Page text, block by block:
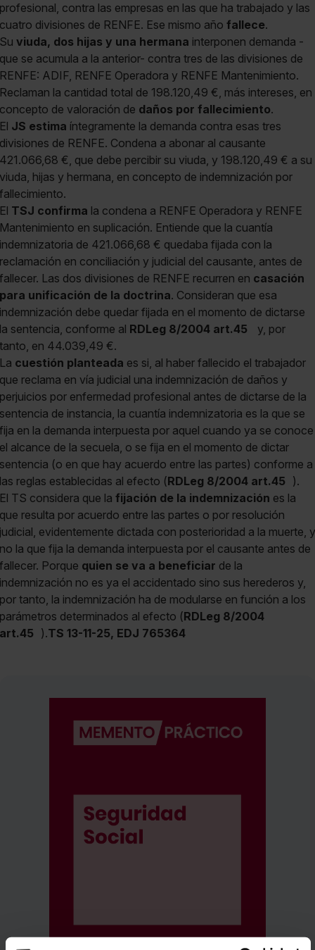
profesional, contra las empresas en las que ha trabajado y las
cuatro divisiones de RENFE. Ese mismo año fallece.
Su viuda, dos hijas y una hermana interponen demanda -
que se acumula a la anterior- contra tres de las divisiones de
RENFE: ADIF, RENFE Operadora y RENFE Mantenimiento.
Reclaman la cantidad total de 198.120,49 €, más intereses, en
concepto de valoración de daños por fallecimiento.
El JS estima íntegramente la demanda contra esas tres
divisiones de RENFE. Condena a abonar al causante
421.066,68 €, que debe percibir su viuda, y 198.120,49 € a su
viuda, hijas y hermana, en concepto de indemnización por
fallecimiento.
El TSJ confirma la condena a RENFE Operadora y RENFE
Mantenimiento en suplicación. Entiende que la cuantía
indemnizatoria de 421.066,68 € quedaba fijada con la
reclamación en conciliación y judicial del causante, antes de
fallecer. Las dos divisiones de RENFE recurren en casación
para unificación de la doctrina. Consideran que esa
indemnización debe quedar fijada en el momento de dictarse
la sentencia, conforme al RDLeg 8/2004 art.45
y, por
tanto, en 44.039,49 €.
La cuestión planteada es si, al haber fallecido el trabajador
que reclama en vía judicial una indemnización de daños y
perjuicios por enfermedad profesional antes de dictarse de la
sentencia de instancia, la cuantía indemnizatoria es la que se
fija en la demanda interpuesta por aquel cuando ya se conoce
el alcance de la secuela, o se fija en el momento de dictar
sentencia (o en que hay acuerdo entre las partes) conforme a
las reglas establecidas al efecto (RDLeg 8/2004 art.45 ).
El TS considera que la fijación de la indemnización es la
que resulta por acuerdo entre las partes o por resolución
judicial, evidentemente dictada con posterioridad a la muerte, y
no la que fija la demanda interpuesta por el causante antes de
fallecer. Porque quien se va a beneficiar de la
indemnización no es ya el accidentado sino sus herederos y,
por tanto, la indemnización ha de modularse en función a los
parámetros determinados al efecto (RDLeg 8/2004
art.45 ).TS 13-11-25, EDJ 765364